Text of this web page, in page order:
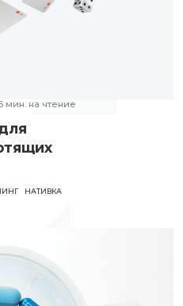
мин. на чтение
НАТИВКА